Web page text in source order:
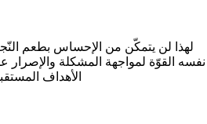
لهذا لن يتمكّن من الإحساس بطعم
نفسه القوّة لمواجهة المشكلة والإصرار
الأهداف